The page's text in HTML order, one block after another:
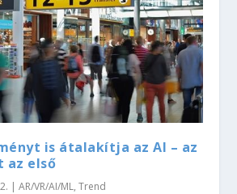
is átalakítja az AI – az
az első
|AR/VR/AI/ML,Trend